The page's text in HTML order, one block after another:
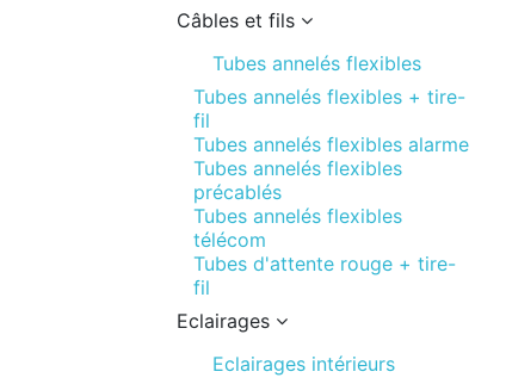
Câbles et fils
Tubes annelés flexibles
Tubes annelés flexibles + tire-
fil
Tubes annelés flexibles alarme
Tubes annelés flexibles
précablés
Tubes annelés flexibles
télécom
Tubes d'attente rouge + tire-
fil
Eclairages
Eclairages intérieurs